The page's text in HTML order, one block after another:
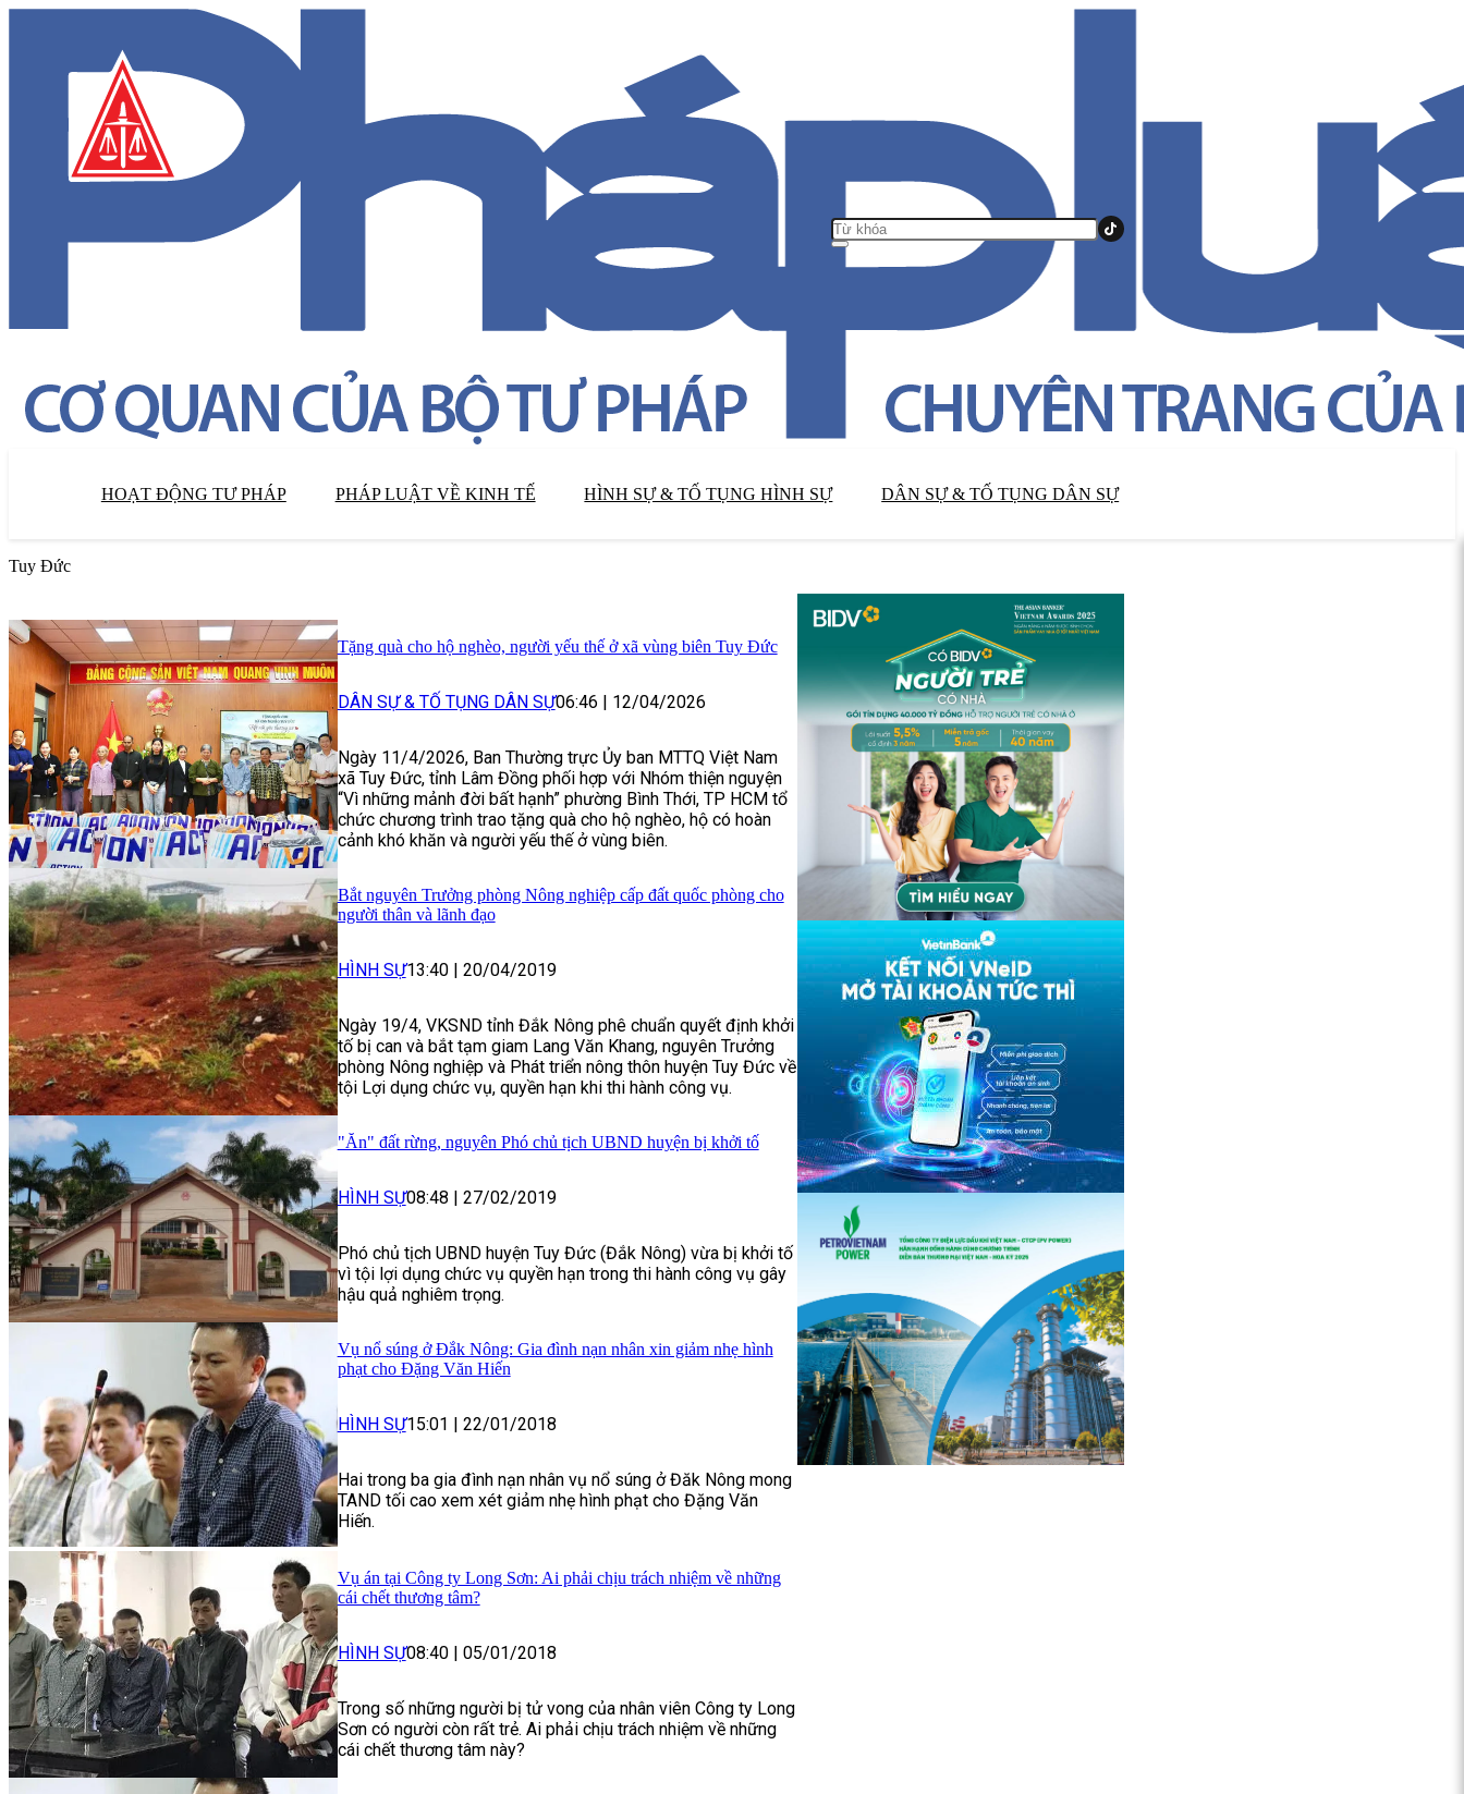
HOẠT ĐỘNG TƯ PHÁP PHÁP LUẬT VỀ KINH TẾ HÌNH SỰ & TỐ TỤNG HÌNH SỰ DÂN SỰ & TỐ TỤNG DÂN SỰ
Tuy Đức
Tặng quà cho hộ nghèo, người yếu thế ở xã vùng biên Tuy Đức
DÂN SỰ & TỐ TỤNG DÂN SỰ06:46 | 12/04/2026
Ngày 11/4/2026, Ban Thường trực Ủy ban MTTQ Việt Nam
xã Tuy Đức, tỉnh Lâm Đồng phối hợp với Nhóm thiện nguyện
“Vì những mảnh đời bất hạnh” phường Bình Thới, TP HCM tổ
chức chương trình trao tặng quà cho hộ nghèo, hộ có hoàn
cảnh khó khăn và người yếu thế ở vùng biên.
Bắt nguyên Trưởng phòng Nông nghiệp cấp đất quốc phòng cho
người thân và lãnh đạo
HÌNH SỰ13:40 | 20/04/2019
Ngày 19/4, VKSND tỉnh Đắk Nông phê chuẩn quyết định khởi
tố bị can và bắt tạm giam Lang Văn Khang, nguyên Trưởng
phòng Nông nghiệp và Phát triển nông thôn huyện Tuy Đức về
tội Lợi dụng chức vụ, quyền hạn khi thi hành công vụ.
"Ăn" đất rừng, nguyên Phó chủ tịch UBND huyện bị khởi tố
HÌNH SỰ08:48 | 27/02/2019
Phó chủ tịch UBND huyện Tuy Đức (Đắk Nông) vừa bị khởi tố
vì tội lợi dụng chức vụ quyền hạn trong thi hành công vụ gây
hậu quả nghiêm trọng.
Vụ nổ súng ở Đắk Nông: Gia đình nạn nhân xin giảm nhẹ hình
phạt cho Đặng Văn Hiến
HÌNH SỰ15:01 | 22/01/2018
Hai trong ba gia đình nạn nhân vụ nổ súng ở Đăk Nông mong
TAND tối cao xem xét giảm nhẹ hình phạt cho Đặng Văn
Hiến.
Vụ án tại Công ty Long Sơn: Ai phải chịu trách nhiệm về những
cái chết thương tâm?
HÌNH SỰ08:40 | 05/01/2018
Trong số những người bị tử vong của nhân viên Công ty Long
Sơn có người còn rất trẻ. Ai phải chịu trách nhiệm về những
cái chết thương tâm này?